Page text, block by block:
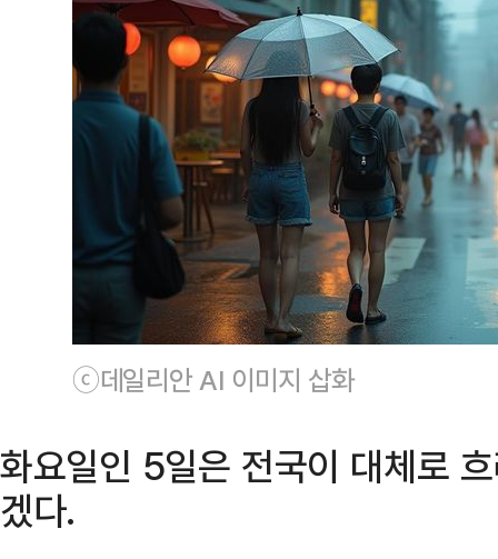
ⓒ데일리안 AI 이미지 삽화
화요일인 5일은 전국이 대체로
겠다.